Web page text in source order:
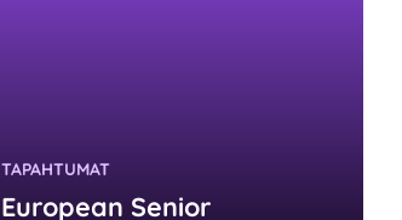
European Senior
KATEGORIA:
TAPAHTUMAT